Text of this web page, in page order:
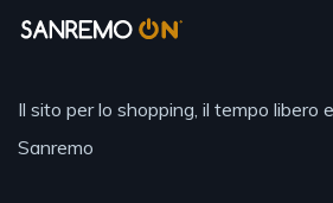
Il sito per lo shopping, il tempo libero
Sanremo